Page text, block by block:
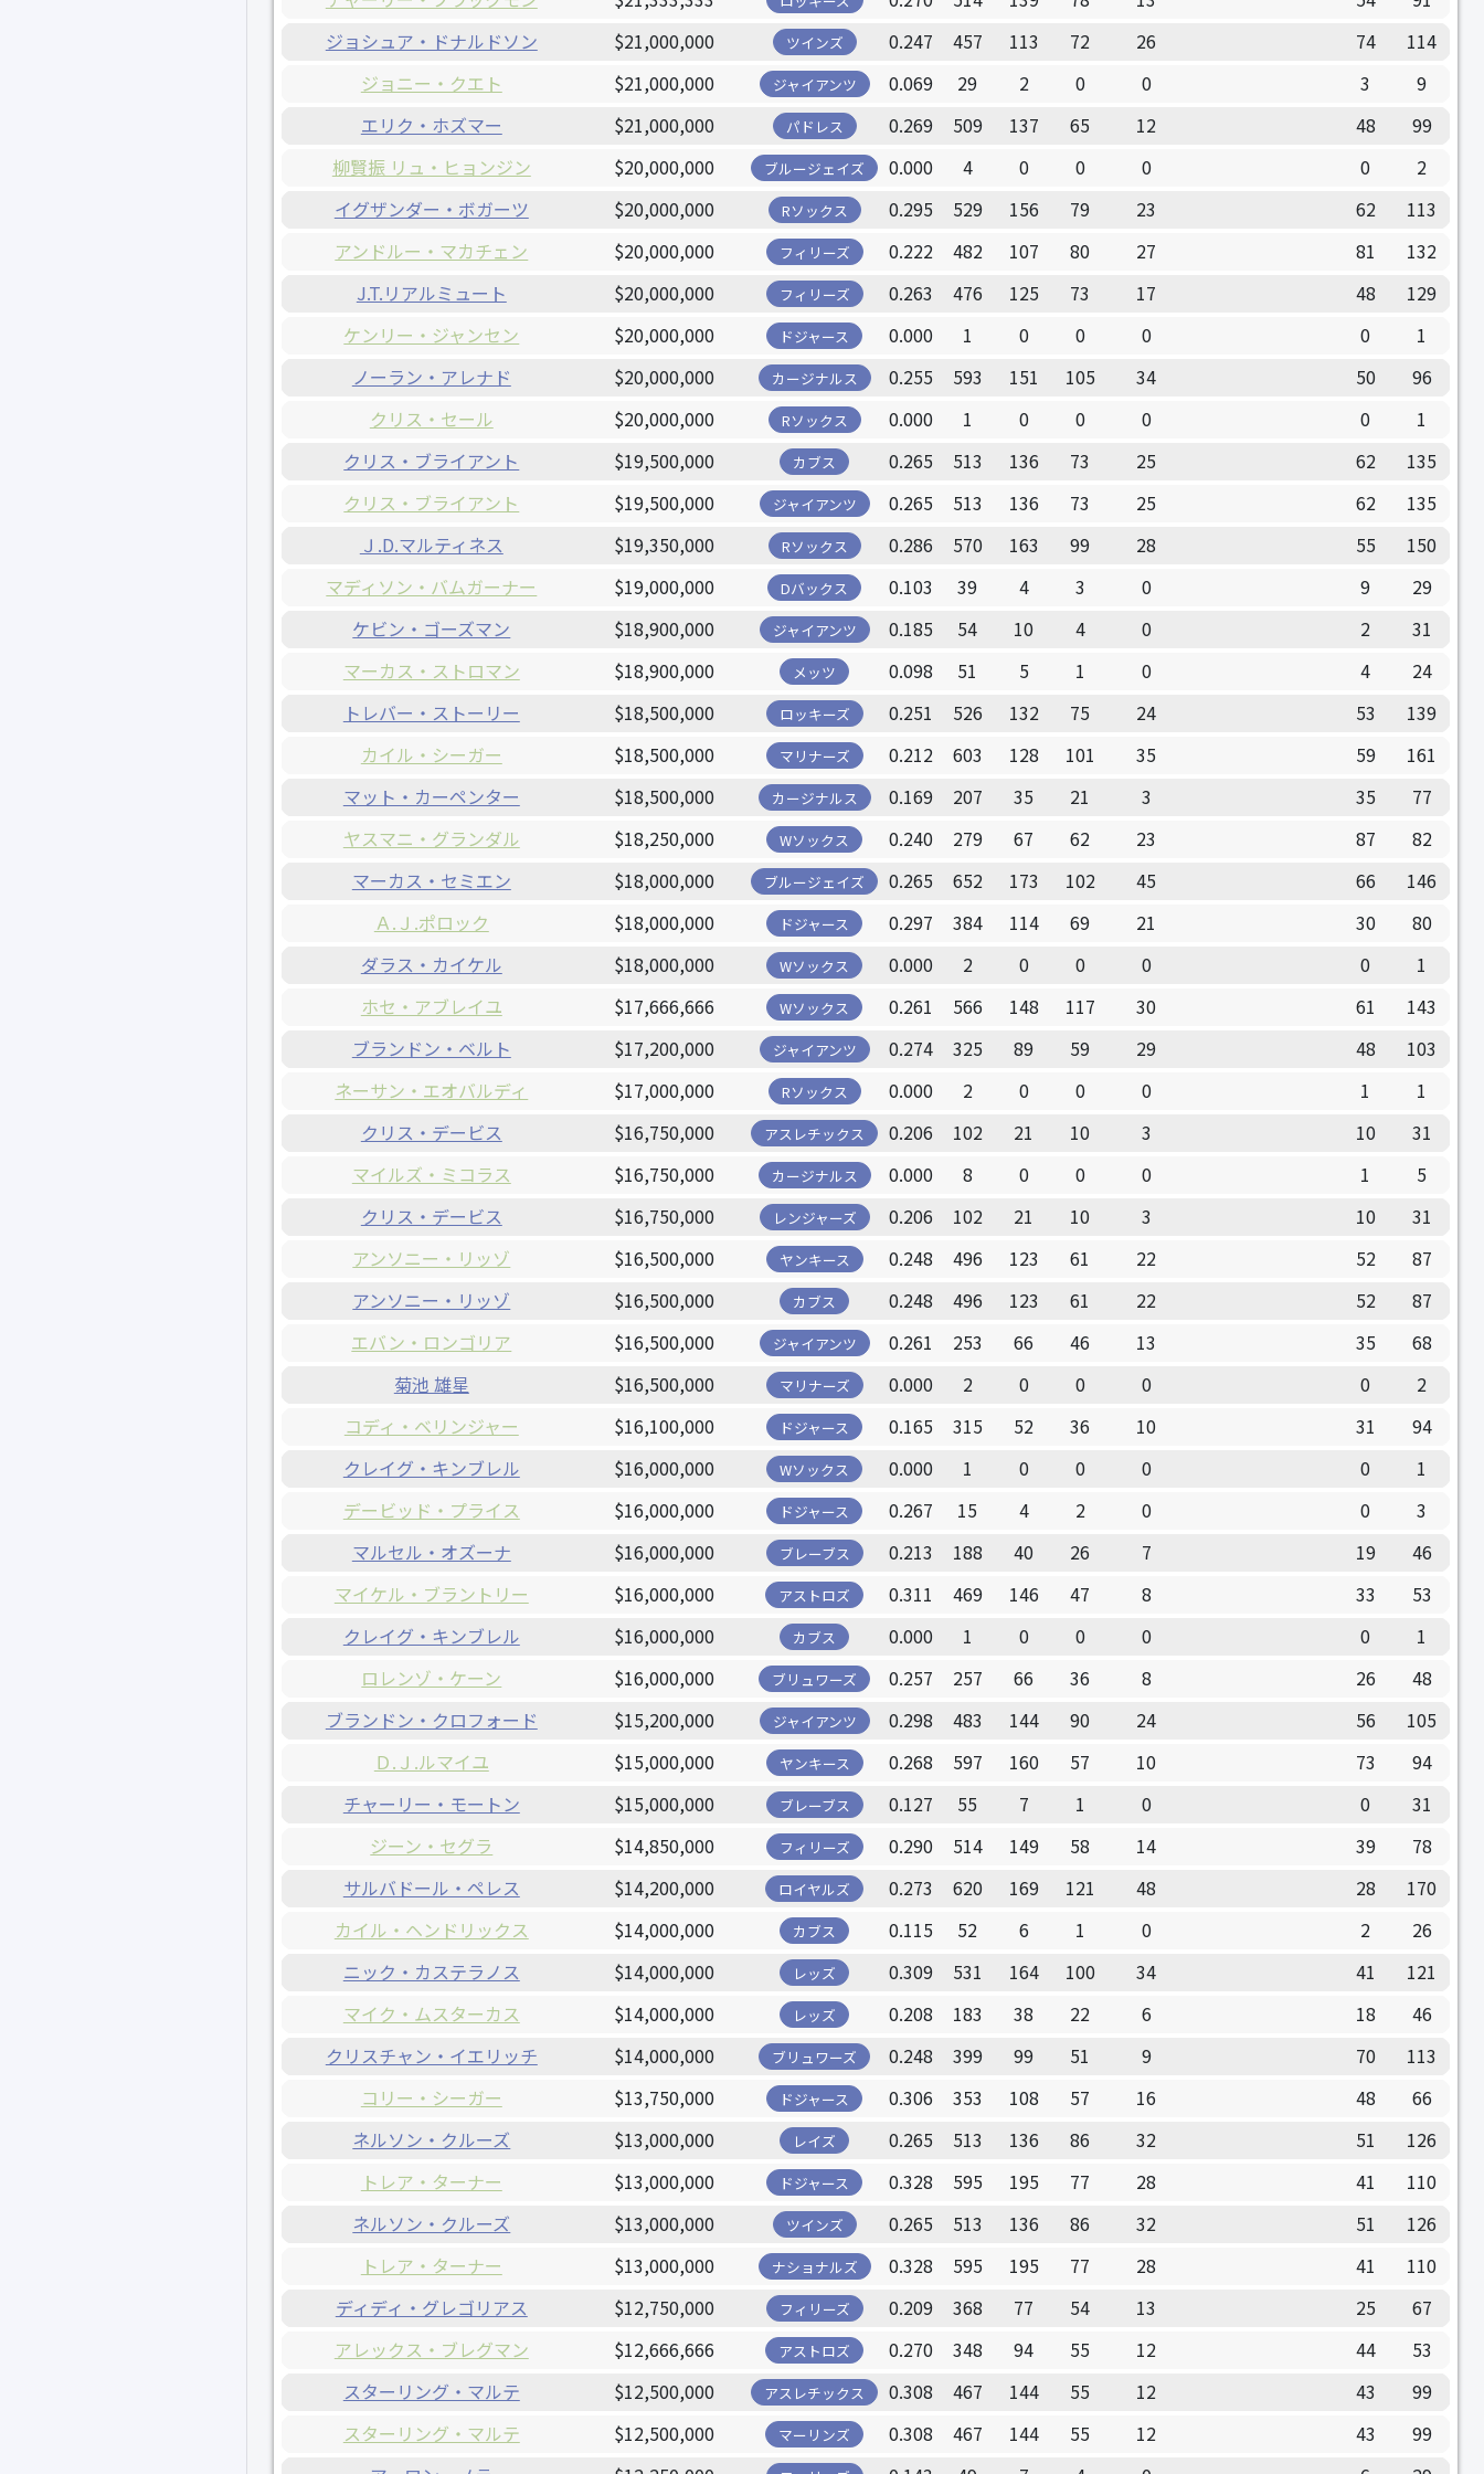
ジョシュア・ドナルドソン
$21,000,000 ツインズ 0.247 457 113 72 26 74
114
ジョニー・クエト
$21,000,000 ジャイアンツ 0.069 29 2 0 0 3
9
エリク・ホズマー
$21,000,000 パドレス 0.269 509 137 65 12 48
99
柳賢振 リュ・ヒョンジン
$20,000,000 ブルージェイズ 0.000 4 0 0 0 0
2
イグザンダー・ボガーツ
$20,000,000 Rソックス 0.295 529 156 79 23 62
113
アンドルー・マカチェン
$20,000,000 フィリーズ 0.222 482 107 80 27 81
132
J.T.リアルミュート
$20,000,000 フィリーズ 0.263 476 125 73 17 48
129
ケンリー・ジャンセン
$20,000,000 ドジャース 0.000 1 0 0 0 0
1
ノーラン・アレナド
$20,000,000 カージナルス 0.255 593 151 105 34 50
96
クリス・セール
$20,000,000 Rソックス 0.000 1 0 0 0 0
1
クリス・ブライアント
$19,500,000 カブス 0.265 513 136 73 25 62
135
クリス・ブライアント
$19,500,000 ジャイアンツ 0.265 513 136 73 25 62
135
Ｊ.D.マルティネス
$19,350,000 Rソックス 0.286 570 163 99 28 55
150
マディソン・バムガーナー
$19,000,000 Dバックス 0.103 39 4 3 0 9
29
ケビン・ゴーズマン
$18,900,000 ジャイアンツ 0.185 54 10 4 0 2
31
マーカス・ストロマン
$18,900,000 メッツ 0.098 51 5 1 0 4
24
トレバー・ストーリー
$18,500,000 ロッキーズ 0.251 526 132 75 24 53
139
カイル・シーガー
$18,500,000 マリナーズ 0.212 603 128 101 35 59
161
マット・カーペンター
$18,500,000 カージナルス 0.169 207 35 21 3 35
77
ヤスマニ・グランダル
$18,250,000 Wソックス 0.240 279 67 62 23 87
82
マーカス・セミエン
$18,000,000 ブルージェイズ 0.265 652 173 102 45 66
146
Ａ.Ｊ.ポロック
$18,000,000 ドジャース 0.297 384 114 69 21 30
80
ダラス・カイケル
$18,000,000 Wソックス 0.000 2 0 0 0 0
1
ホセ・アブレイユ
$17,666,666 Wソックス 0.261 566 148 117 30 61
143
ブランドン・ベルト
$17,200,000 ジャイアンツ 0.274 325 89 59 29 48
103
ネーサン・エオバルディ
$17,000,000 Rソックス 0.000 2 0 0 0 1
1
クリス・デービス
$16,750,000 アスレチックス 0.206 102 21 10 3 10
31
マイルズ・ミコラス
$16,750,000 カージナルス 0.000 8 0 0 0 1
5
クリス・デービス
$16,750,000 レンジャーズ 0.206 102 21 10 3 10
31
アンソニー・リッゾ
$16,500,000 ヤンキース 0.248 496 123 61 22 52
87
アンソニー・リッゾ
$16,500,000 カブス 0.248 496 123 61 22 52
87
エバン・ロンゴリア
$16,500,000 ジャイアンツ 0.261 253 66 46 13 35
68
菊池 雄星
$16,500,000 マリナーズ 0.000 2 0 0 0 0
2
コディ・ベリンジャー
$16,100,000 ドジャース 0.165 315 52 36 10 31
94
クレイグ・キンブレル
$16,000,000 Wソックス 0.000 1 0 0 0 0
1
デービッド・プライス
$16,000,000 ドジャース 0.267 15 4 2 0 0
3
マルセル・オズーナ
$16,000,000 ブレーブス 0.213 188 40 26 7 19
46
マイケル・ブラントリー
$16,000,000 アストロズ 0.311 469 146 47 8 33
53
クレイグ・キンブレル
$16,000,000 カブス 0.000 1 0 0 0 0
1
ロレンゾ・ケーン
$16,000,000 ブリュワーズ 0.257 257 66 36 8 26
48
ブランドン・クロフォード
$15,200,000 ジャイアンツ 0.298 483 144 90 24 56
105
Ｄ.Ｊ.ルマイユ
$15,000,000 ヤンキース 0.268 597 160 57 10 73
94
チャーリー・モートン
$15,000,000 ブレーブス 0.127 55 7 1 0 0
31
ジーン・セグラ
$14,850,000 フィリーズ 0.290 514 149 58 14 39
78
サルバドール・ペレス
$14,200,000 ロイヤルズ 0.273 620 169 121 48 28
170
カイル・ヘンドリックス
$14,000,000 カブス 0.115 52 6 1 0 2
26
ニック・カステラノス
$14,000,000 レッズ 0.309 531 164 100 34 41
121
マイク・ムスターカス
$14,000,000 レッズ 0.208 183 38 22 6 18
46
クリスチャン・イエリッチ
$14,000,000 ブリュワーズ 0.248 399 99 51 9 70
113
コリー・シーガー
$13,750,000 ドジャース 0.306 353 108 57 16 48
66
ネルソン・クルーズ
$13,000,000 レイズ 0.265 513 136 86 32 51
126
トレア・ターナー
$13,000,000 ドジャース 0.328 595 195 77 28 41
110
ネルソン・クルーズ
$13,000,000 ツインズ 0.265 513 136 86 32 51
126
トレア・ターナー
$13,000,000 ナショナルズ 0.328 595 195 77 28 41
110
ディディ・グレゴリアス
$12,750,000 フィリーズ 0.209 368 77 54 13 25
67
アレックス・ブレグマン
$12,666,666 アストロズ 0.270 348 94 55 12 44
53
スターリング・マルテ
$12,500,000 アスレチックス 0.308 467 144 55 12 43
99
スターリング・マルテ
$12,500,000 マーリンズ 0.308 467 144 55 12 43
99